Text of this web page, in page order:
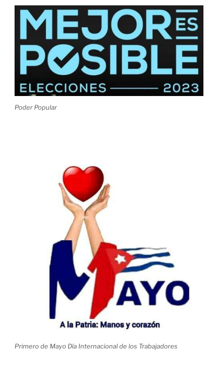
Poder Popular
Primero de Mayo Día Internacional de los Trabajadores